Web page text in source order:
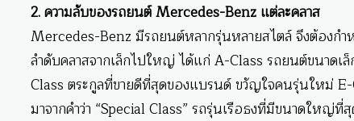
2. ความลับของรถยนต์ Mercedes-Benz แต่ละคลาส
Mercedes-Benz มีรถยนต์หลากรุ่นหลายสไตล์ จึงต้องกำ
ลำดับคลาสจากเล็กไปใหญ่ ได้แก่ A-Class รถยนต์ขนาดเ
Class ตระกูลที่ขายดีที่สุดของแบรนด์ ขวัญใจคนรุ่นใหม่
มาจากคำว่า “Special Class” รถรุ่นเรือธงที่มีขนาดให